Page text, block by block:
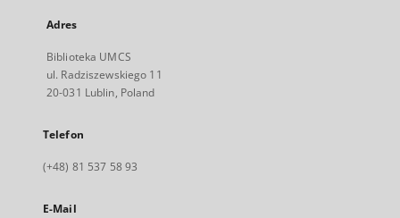
Adres
Biblioteka UMCS
ul. Radziszewskiego 11
20-031 Lublin, Poland
Telefon
(+48) 81 537 58 93
E-Mail